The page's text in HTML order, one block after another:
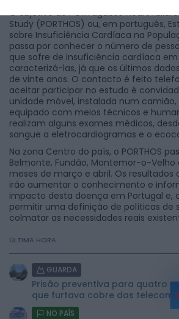
O objetivo do PORTuguese Heart
Study (PORTHOS) ou, em português,
sobre Insuficiência Cardíaca na
passa por conhecer o número de
que sofre de insuficiência cardíaca em
caracterizá-las, já que os últimos
de vinte anos. O contacto é feito
aceitar participar no estudo é
unidade móvel, instalada num
equipado com meios técnicos e
realizam alguns exames médicos,
sangue a eletrocardiogramas e o
Na zona Centro do país, o PORTHOS
Belmonte, Fundão, Montemor-o-Velho
meses de março e abril. Os resultados
irão aumentar o conhecimento e
impacto desta doença em Portugal e,
permitir uma definição de políticas de
colmatar as necessidades reais
ÚLTIMA HORA:
GUARDA
Prisão preventiva para quatro
que furtava cobre das
NO PAÍS